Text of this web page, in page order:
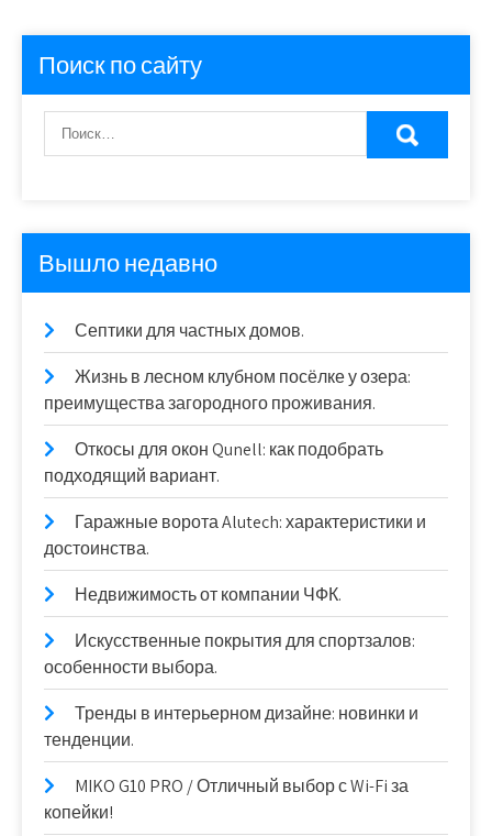
Поиск по сайту
Вышло недавно
Септики для частных домов.
Жизнь в лесном клубном посёлке у озера:
преимущества загородного проживания.
Откосы для окон Qunell: как подобрать
подходящий вариант.
Гаражные ворота Alutech: характеристики и
достоинства.
Недвижимость от компании ЧФК.
Искусственные покрытия для спортзалов:
особенности выбора.
Тренды в интерьерном дизайне: новинки и
тенденции.
MIKO G10 PRO / Отличный выбор с Wi-Fi за
копейки!